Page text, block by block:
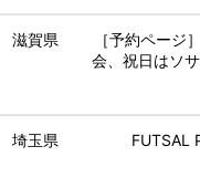
滋賀県
［予約ペー
会、祝日はソ
埼玉県 FUTSAL